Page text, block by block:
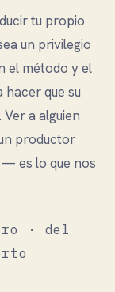
tu propio
un privilegio
el método y el
que su
a alguien
productor
es lo que nos
· del